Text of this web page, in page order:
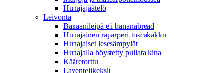
Hunajajäätelö
Leivonta
Banaanileipä eli bananabread
Hunajainen raparperi-toscakakku
Hunajaiset lesesämpylät
Hunajalla höystetty pullataikina
Kääretorttu
Laventelikeksit